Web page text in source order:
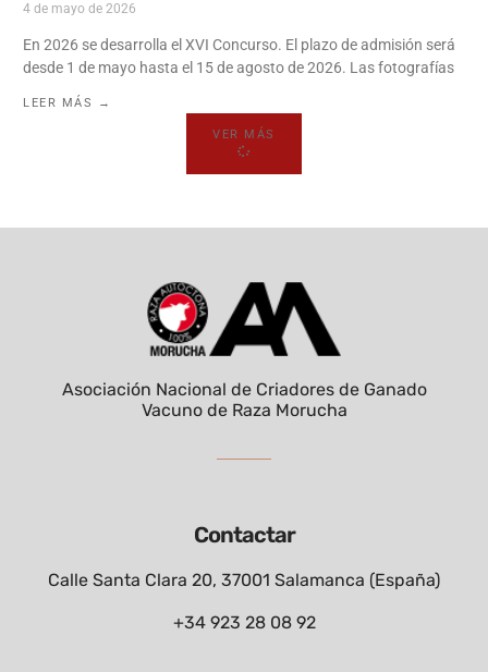
4 de mayo de 2026
En 2026 se desarrolla el XVI Concurso. El plazo de admisión será
desde 1 de mayo hasta el 15 de agosto de 2026. Las fotografías
LEER MÁS →
VER MÁS
Contactar
Calle Santa Clara 20, 37001 Salamanca (España)
+34 923 28 08 92
Asociación Nacional de Criadores de Ganado
Vacuno de Raza Morucha